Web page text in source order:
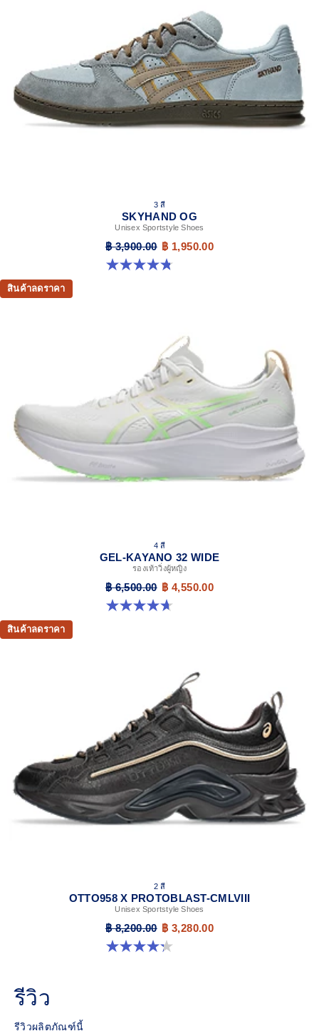
3 สี
SKYHAND OG
Unisex Sportstyle Shoes
฿ 3,900.00 ฿ 1,950.00
4.8 จาก 5 ดาว 476 รีวิว
สินค้าลดราคา
4 สี
GEL-KAYANO 32 WIDE
รองเท้าวิ่งผู้หญิง
฿ 6,500.00 ฿ 4,550.00
4.7 จาก 5 ดาว 12 รีวิว
สินค้าลดราคา
2 สี
OTTO958 X PROTOBLAST-CMLVIII
Unisex Sportstyle Shoes
฿ 8,200.00 ฿ 3,280.00
4.3 จาก 5 ดาว 12 รีวิว